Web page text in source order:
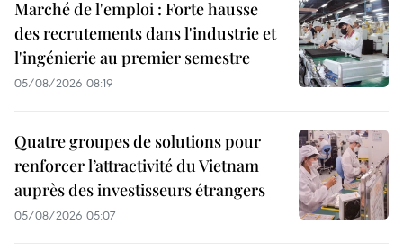
Marché de l'emploi : Forte hausse
des recrutements dans l'industrie et
l'ingénierie au premier semestre
05/08/2026 08:19
Quatre groupes de solutions pour
renforcer l’attractivité du Vietnam
auprès des investisseurs étrangers
05/08/2026 05:07